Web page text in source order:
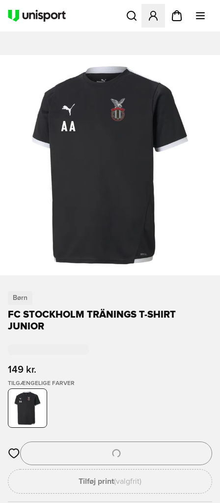
Åbner en Modal til at
Børn
FC STOCKHOLM TRÄNINGS T-SHIRT
JUNIOR
149 kr.
TILGÆNGELIGE FARVER
Åbner en Modal til at logge ind eller tilmelde dig som medlem
Tilføj print(valgfrit)